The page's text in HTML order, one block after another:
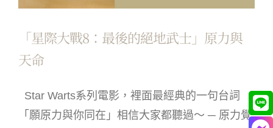
「星際大戰8：最後的絕地武士」原力與
天命
Star Warts系列電影，裡面最經典的一句台詞
「願原力與你同在」相信大家都聽過～ ─ 原力覺